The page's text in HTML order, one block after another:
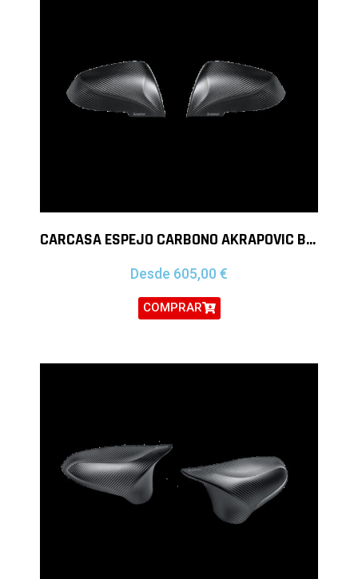
CARCASA ESPEJO CARBONO AKRAPOVIC BMW M2 F87
Desde 605,00 €
COMPRAR